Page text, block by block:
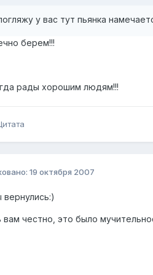
у вас тут пьянка
берем!!!
рады хорошим людям!!!
19 октября 2007
вернулись:)
вам честно, это было